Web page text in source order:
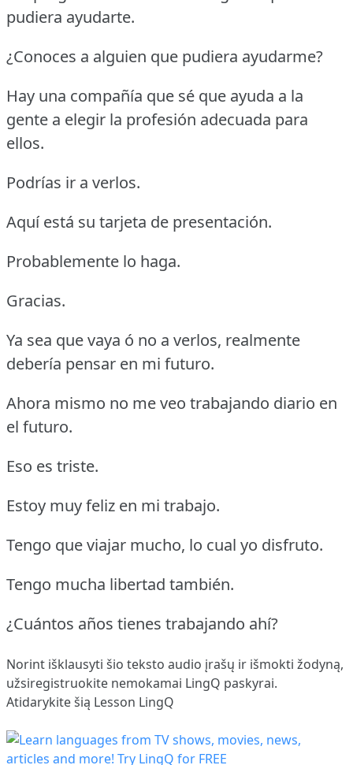
pudiera ayudarte.
¿Conoces a alguien que pudiera ayudarme?
Hay una compañía que sé que ayuda a la
gente a elegir la profesión adecuada para
ellos.
Podrías ir a verlos.
Aquí está su tarjeta de presentación.
Probablemente lo haga.
Gracias.
Ya sea que vaya ó no a verlos, realmente
debería pensar en mi futuro.
Ahora mismo no me veo trabajando diario en
el futuro.
Eso es triste.
Estoy muy feliz en mi trabajo.
Tengo que viajar mucho, lo cual yo disfruto.
Tengo mucha libertad también.
¿Cuántos años tienes trabajando ahí?
Norint išklausyti šio teksto audio įrašų ir išmokti žodyną,
užsiregistruokite nemokamai LingQ paskyrai.
Atidarykite šią Lesson LingQ